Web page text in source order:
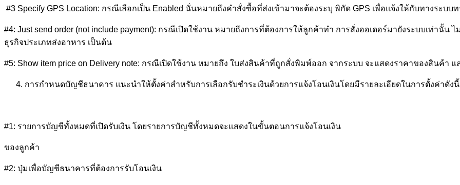
#3 Specify GPS Location: กรณีเลือกเป็น Enabled นั่นหมายถึงคำสั่งซื้อที่ส่งเข้ามาจะต้องระบุ พิกัด GPS เพื่อแจ้งให้กับทางระบบ
#4: Just send order (not include payment): กรณีเปิดใช้งาน หมายถึงการที่ต้องการให้ลูกค้าทำ การสั่งออเดอร์มายังระบบเท่านั้น
ธุรกิจประเภทส่งอาหาร เป็นต้น
#5: Show item price on Delivery note: กรณีเปิดใช้งาน หมายถึง ใบส่งสินค้าที่ถูกสั่งพิมพ์ออก จากระบบ จะแสดงราคาของสินค้า แ
การกำหนดบัญชีธนาคาร แนะนำให้ตั้งค่าสำหรับการเลือกรับชำระเงินด้วยการแจ้งโอนเงินโดยมีรายละเอียดในการตั้งค่าดังนี้
#1: รายการบัญชีทั้งหมดที่เปิดรับเงิน โดยรายการบัญชีทั้งหมดจะแสดงในขั้นตอนการแจ้งโอนเงิน
ของลูกค้า
#2: ปุ่มเพื่อบัญชีธนาคารที่ต้องการรับโอนเงิน